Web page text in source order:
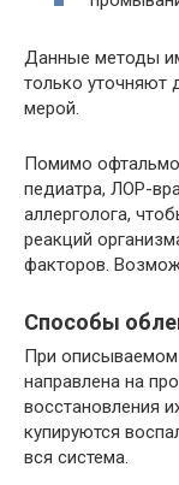
Данные методы
только уточняют
мерой.
Помимо
педиатра, ЛОР-
аллерголога,
реакций
факторов.
Способы
При описываемом
направлена на
восстановления
купируются
вся система.